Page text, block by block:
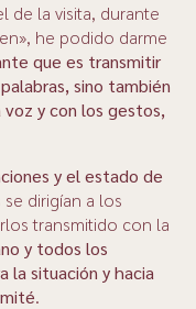
de la visita, durante
he podido darme
que es transmitir
sino también
y con los gestos,
y el estado de
dirigían a los
transmitido con la
y todos los
la situación y hacia
.